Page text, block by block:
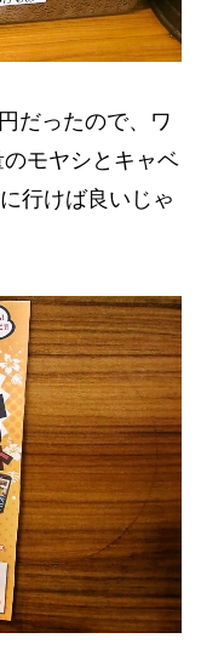
だったので、ワ
モヤシとキャベ
行けば良いじゃ